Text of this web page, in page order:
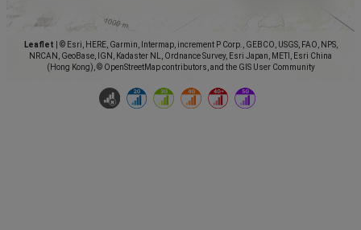
Leaflet
© Esri, HERE, Garmin, Intermap, increment P Corp., GEBCO, USGS, FAO, NPS,
NRCAN, GeoBase, IGN, Kadaster NL, Ordnance Survey, Esri Japan, METI, Esri China
(Hong Kong), © OpenStreetMap contributors, and the GIS User Community